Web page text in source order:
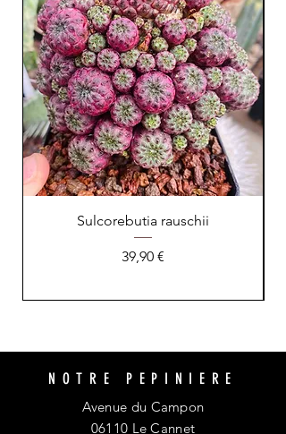
Sulcorebutia rauschii
Prix
39,90 €
NOTRE PEPINIERE
Avenue du Campon
06110 Le Cannet